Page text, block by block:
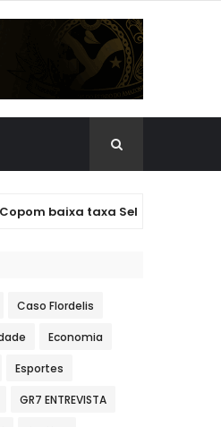
baixa taxa Selic para 14% ao ano
Caso Flordelis
Economia
Esportes
GR7 ENTREVISTA